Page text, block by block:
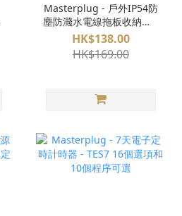
Masterplug - 戶外IP54防
塵防濺水電線拖板收納盒 -
WBX-MP
HK$138.00
HK$169.00